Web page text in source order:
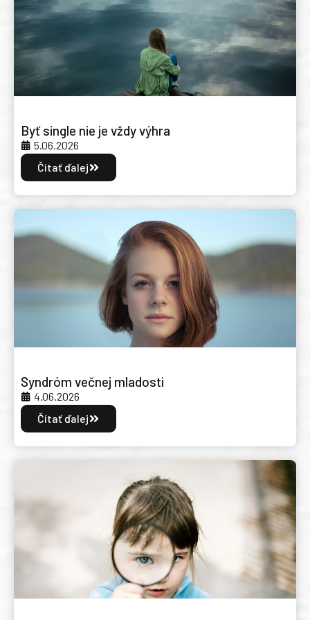
Byť single nie je vždy výhra
5.06.2026
Čítať ďalej
Syndróm večnej mladosti
4.06.2026
Čítať ďalej